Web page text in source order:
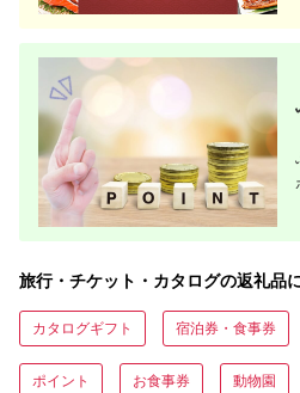
【ふるさと納税】ゴル
フ 八千代カントリー
クラブ 利用券 10,000
円分（1,000円×10
枚） 広島 安芸高田市
寄付金額:36,500
税
ひらつか☆スターライ
納税返礼ポイント）
ポイント 関東 日帰り
ドライブ レジャー 観
光 イベント お出かけ
七夕まつり スマホ に
ポイント付与 湘南 神
奈川県 平塚市
寄付金額: 50,000 円
旅行・チケット・カタログの返礼品
カタログギフト 宿泊券・食事券
ポイント お食事券 動物園